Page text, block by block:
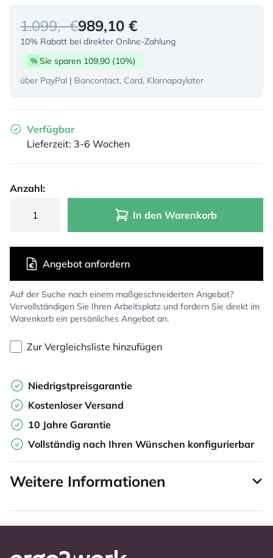
1.099,- €989,10 €
10% Rabatt bei direkter Online-Zahlung
% Sie sparen 109,90 (10%)
über PayPal | Bancontact, Card, Klarnapaylater
Verfügbar
Lieferzeit: 3-6 Wochen
Anzahl:
In den Warenkorb
Auf der Suche nach einem maßgeschneiderten Angebot?
Vervollständigen Sie Ihren Arbeitsplatz und fordern Sie direkt im
Warenkorb ein persönliches Angebot an.
Angebot anfordern
Zur Vergleichsliste hinzufügen
Niedrigstpreisgarantie
Kostenloser Versand
10 Jahre Garantie
Vollständig nach Ihren Wünschen konfigurierbar
Weitere Informationen